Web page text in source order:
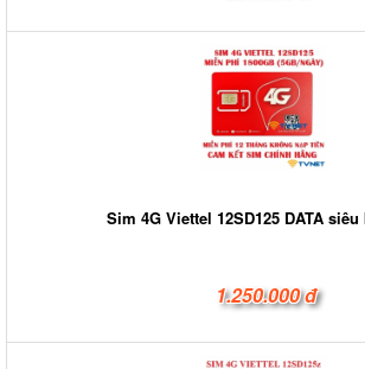
Sim 4G Viettel 12SD125 DATA
1.250.000 đ